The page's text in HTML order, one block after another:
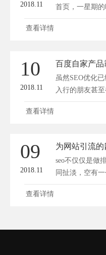
2018.11
首页，一星期
查看详情
10
2018.11
百度自家产品
虽然SEO优化
入行的朋友甚
查看详情
09
2018.11
为网站引流的
seo不仅仅是做
同扯淡，空有
查看详情